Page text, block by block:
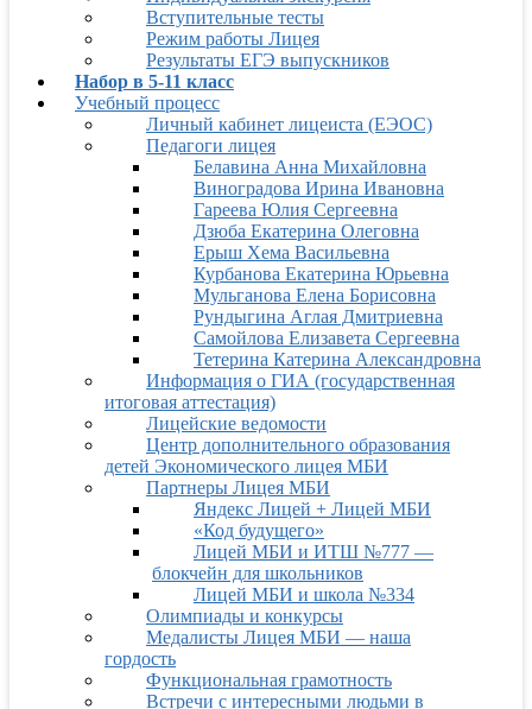
Вступительные тесты
Режим работы Лицея
Результаты ЕГЭ выпускников
Набор в 5-11 класс
Учебный процесс
Личный кабинет лицеиста (ЕЭОС)
Педагоги лицея
Белавина Анна Михайловна
Виноградова Ирина Ивановна
Гареева Юлия Сергеевна
Дзюба Екатерина Олеговна
Ерыш Хема Васильевна
Курбанова Екатерина Юрьевна
Мульганова Елена Борисовна
Рундыгина Аглая Дмитриевна
Самойлова Елизавета Сергеевна
Тетерина Катерина Александровна
Информация о ГИА (государственная
итоговая аттестация)
Лицейские ведомости
Центр дополнительного образования
детей Экономического лицея МБИ
Партнеры Лицея МБИ
Яндекс Лицей + Лицей МБИ
«Код будущего»
Лицей МБИ и ИТШ №777 —
блокчейн для школьников
Лицей МБИ и школа №334
Олимпиады и конкурсы
Медалисты Лицея МБИ — наша
гордость
Функциональная грамотность
Встречи с интересными людьми в